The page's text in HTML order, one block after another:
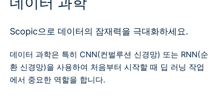
Scopic으로 데이터의 잠재력을 극대화하세요.
데이터 과학은 특히 CNN(컨벌루션 신경망) 또는 RNN(순
환 신경망)을 사용하여 처음부터 시작할 때 딥 러닝 작업
에서 중요한 역할을 합니다.